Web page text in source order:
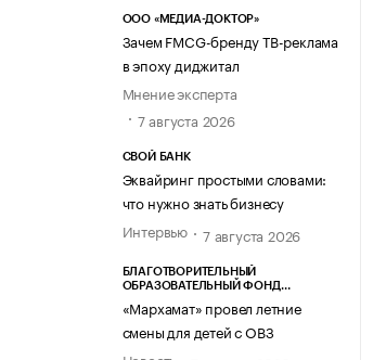
ООО «МЕДИА-ДОКТОР»
Зачем FMCG-бренду ТВ-реклама
в эпоху диджитал
Мнение эксперта
7 августа 2026
СВОЙ БАНК
Эквайринг простыми словами:
что нужно знать бизнесу
Интервью
7 августа 2026
БЛАГОТВОРИТЕЛЬНЫЙ
ОБРАЗОВАТЕЛЬНЫЙ ФОНД
«Мархамат» провел летние
смены для детей с ОВЗ